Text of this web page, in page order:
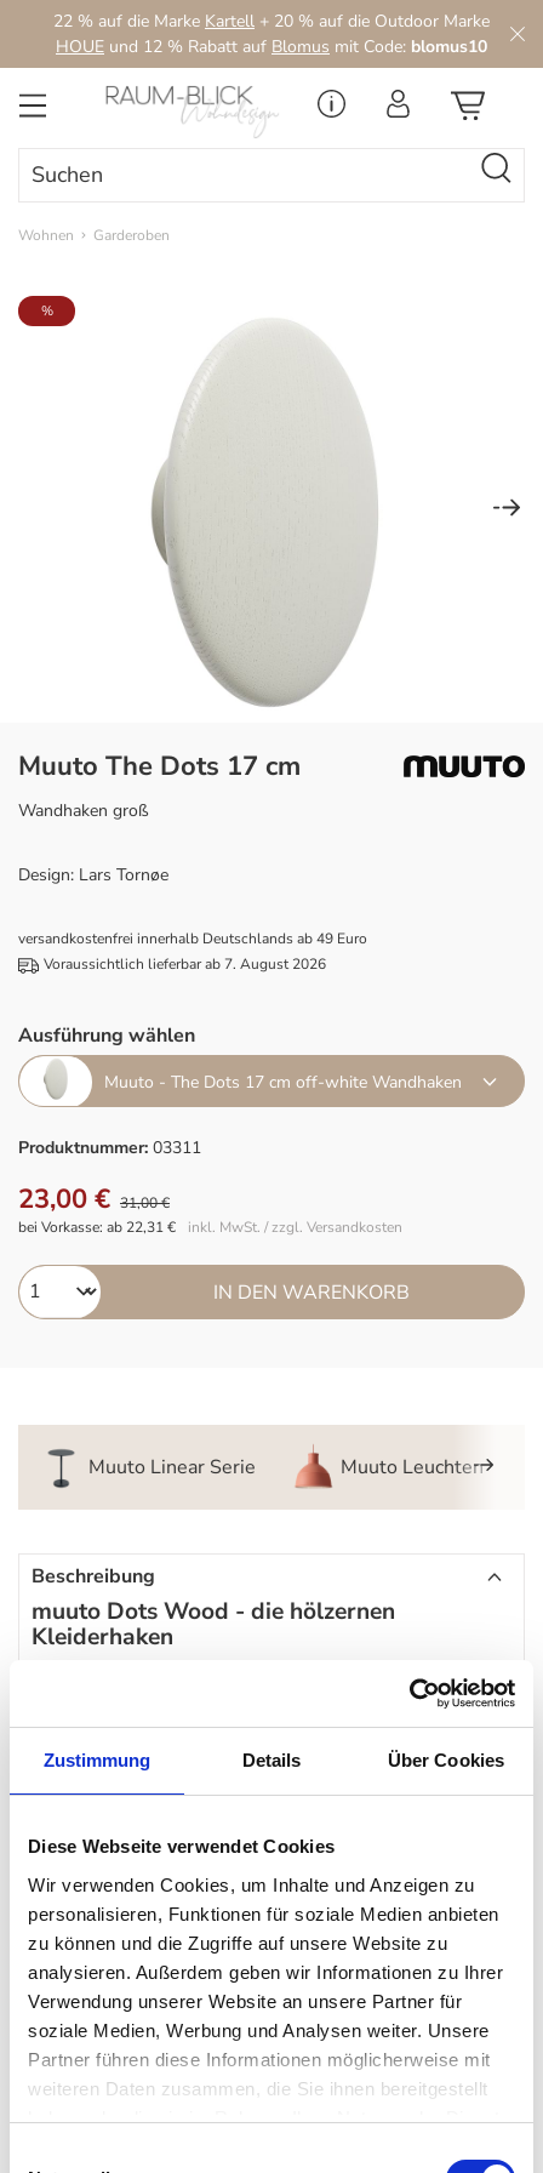
Zustimmung Details Über Cookies
Diese Webseite verwendet Cookies
Wir verwenden Cookies, um Inhalte und Anzeigen zu
personalisieren, Funktionen für soziale Medien anbieten
zu können und die Zugriffe auf unsere Website zu
analysieren. Außerdem geben wir Informationen zu Ihrer
Verwendung unserer Website an unsere Partner für
soziale Medien, Werbung und Analysen weiter. Unsere
Partner führen diese Informationen möglicherweise mit
weiteren Daten zusammen, die Sie ihnen bereitgestellt
haben oder die sie im Rahmen Ihrer Nutzung der Dienste
Zum Hauptinhalt springen
22 % auf die Marke Kartell + 20 % auf die Outdoor Marke
HOUE und 12 % Rabatt auf Blomus mit Code: blomus10
Wohnen Garderoben
Bildergalerie überspringen
%
Muuto The Dots 17 cm
Wandhaken groß
Design: Lars Tornøe
versandkostenfrei innerhalb Deutschlands ab 49 Euro
Voraussichtlich lieferbar ab 7. August 2026
Ausführung wählen
Muuto - The Dots 17 cm off-white Wandhaken
Produktnummer: 03311
23,00 € 31,00 €
inkl. MwSt. / zzgl. Versandkosten
bei Vorkasse: ab 22,31 €
IN DEN WARENKORB
Muuto Linear Serie Muuto Leuchten
Beschreibung
muuto Dots Wood - die hölzernen
Kleiderhaken
Der norwegische Designer Lars Tornøe kreierte mit den muuto
schmucken Dots in verschiedenen Größen und Farben eignen
sich hervorragend, um Jacken, Mäntel, Schals und Blusen
Aber auch außerhalb der Garderobe sind die Holzhaken perfekt,
um Accessoires zeitgenössisch aufzubewahren. So geben die
runden Haken auch eine hervorragende Figur im Kinderzimmer,
Badezimmer oder Küche ab. Kopfhörer, Geschirrhandtücher,
Kochlöffel, Bademäntel und Co. fühlen sich bei den muuto
Dots Wood besonders wohl. Diese hübschen Haken fügen sich
perfekt in stylischeWohnambiente ein.